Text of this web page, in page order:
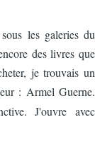
les galeries du
des livres que
je trouvais un
: Armel Guerne.
J'ouvre avec